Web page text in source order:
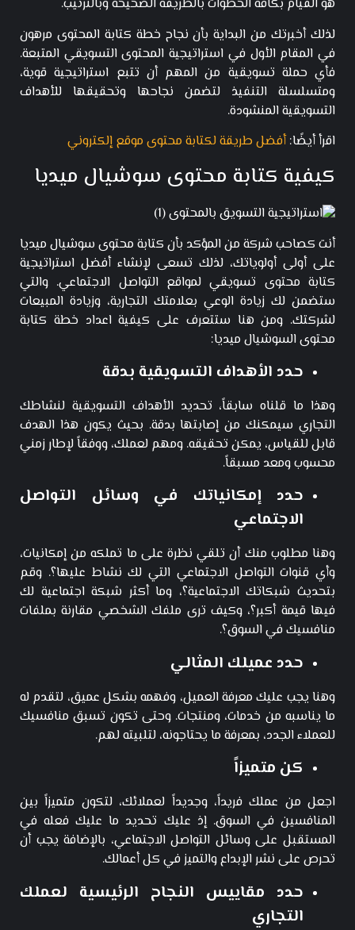
هو القيام بكافة الخطوات بالطريقة الصحيحة وبالترتيب.
لذلك أخبرتك من البداية بأن نجاح خطة كتابة المحتوى مرهون
في المقام الأول في استراتيجية المحتوى التسويقي المتبعة.
فأي حملة تسويقية من المهم أن تتبع استراتيجية قوية،
ومتسلسلة التنفيذ لتضمن نجاحها وتحقيقها للأهداف
التسويقية المنشودة.
اقرأ أيضًا:أفضل طريقة لكتابة محتوى موقع إلكتروني
كيفية كتابة محتوى سوشيال ميديا
أنت كصاحب شركة من المؤكد بأن كتابة محتوى سوشيال ميديا
على أولى أولوياتك، لذلك تسعى لإنشاء أفضل استراتيجية
كتابة محتوى تسويقي لمواقع التواصل الاجتماعي. والتي
ستضمن لك زيادة الوعي بعلامتك التجارية، وزيادة المبيعات
لشركتك. ومن هنا ستتعرف على كيفية اعداد خطة كتابة
محتوى السوشيال ميديا:
حدد الأهداف التسويقية بدقة
وهذا ما قلناه سابقاً، تحديد الأهداف التسويقية لنشاطك
التجاري سيمكنك من إصابتها بدقة. بحيث يكون هذا الهدف
قابل للقياس، يمكن تحقيقه. ومهم لعملك، ووفقاً لإطار زمني
محسوب ومعد مسبقاً.
حدد إمكانياتك في وسائل التواصل
الاجتماعي
وهنا مطلوب منك أن تلقي نظرة على ما تملكه من إمكانيات،
وأي قنوات التواصل الاجتماعي التي لك نشاط عليها؟. وقم
بتحديث شبكاتك الاجتماعية؟، وما أكثر شبكة اجتماعية لك
فيها قيمة أكبر؟، وكيف ترى ملفك الشخصي مقارنة بملفات
منافسيك في السوق؟.
حدد عميلك المثالي
وهنا يجب عليك معرفة العميل، وفهمه بشكل عميق، لتقدم له
ما يناسبه من خدمات، ومنتجات. وحتى تكون تسبق منافسيك
للعملاء الجدد، بمعرفة ما يحتاجونه، لتلبيته لهم.
كن متميزاً
اجعل من عملك فريداً، وجديداً لعملائك، لتكون متميزاً بين
المنافسين في السوق. إذ عليك تحديد ما عليك فعله في
المستقبل على وسائل التواصل الاجتماعي، بالإضافة يجب أن
تحرص على نشر الإبداع والتميز في كل أعمالك.
حدد مقاييس النجاح الرئيسية لعملك
التجاري